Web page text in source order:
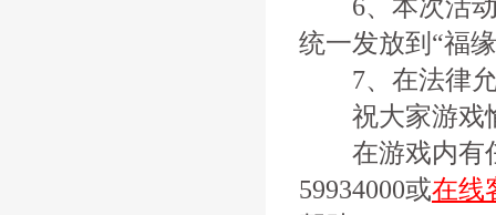
6、本次活动
统一发放到“福
7、在法律允
祝大家游戏
在游戏内有任
59934000或在线